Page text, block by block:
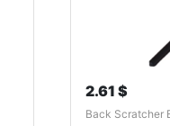
2.61 $
Back Scratcher